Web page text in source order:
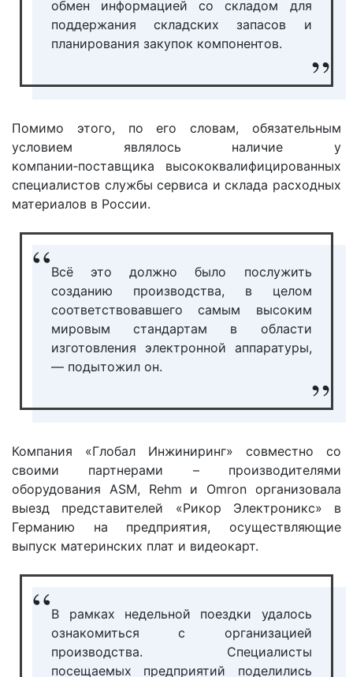
обмен информацией со складом для
поддержания складских запасов и
планирования закупок компонентов.
Помимо этого, по его словам, обязательным
условием являлось наличие у
компании‑поставщика высококвалифицированных
специалистов службы сервиса и склада расходных
материалов в России.
Всё это должно было послужить
созданию производства, в целом
соответствовавшего самым высоким
мировым стандартам в области
изготовления электронной аппаратуры,
— подытожил он.
Компания «Глобал Инжиниринг» совместно со
своими партнерами – производителями
оборудования ASM, Rehm и Omron организовала
выезд представителей «Рикор Электроникс» в
Германию на предприятия, осуществляющие
выпуск материнских плат и видеокарт.
В рамках недельной поездки удалось
ознакомиться с организацией
производства. Специалисты
посещаемых предприятий поделились